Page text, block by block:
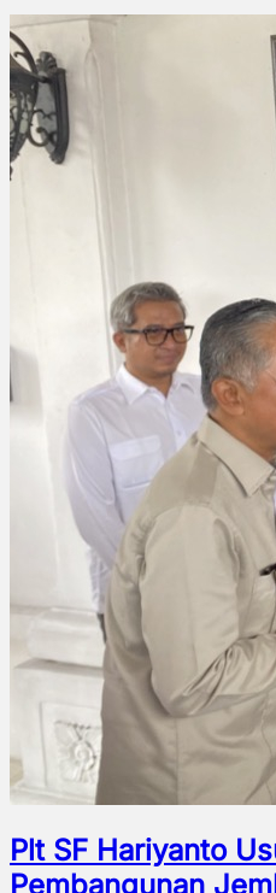
Plt SF Hariyanto
Pembangunan